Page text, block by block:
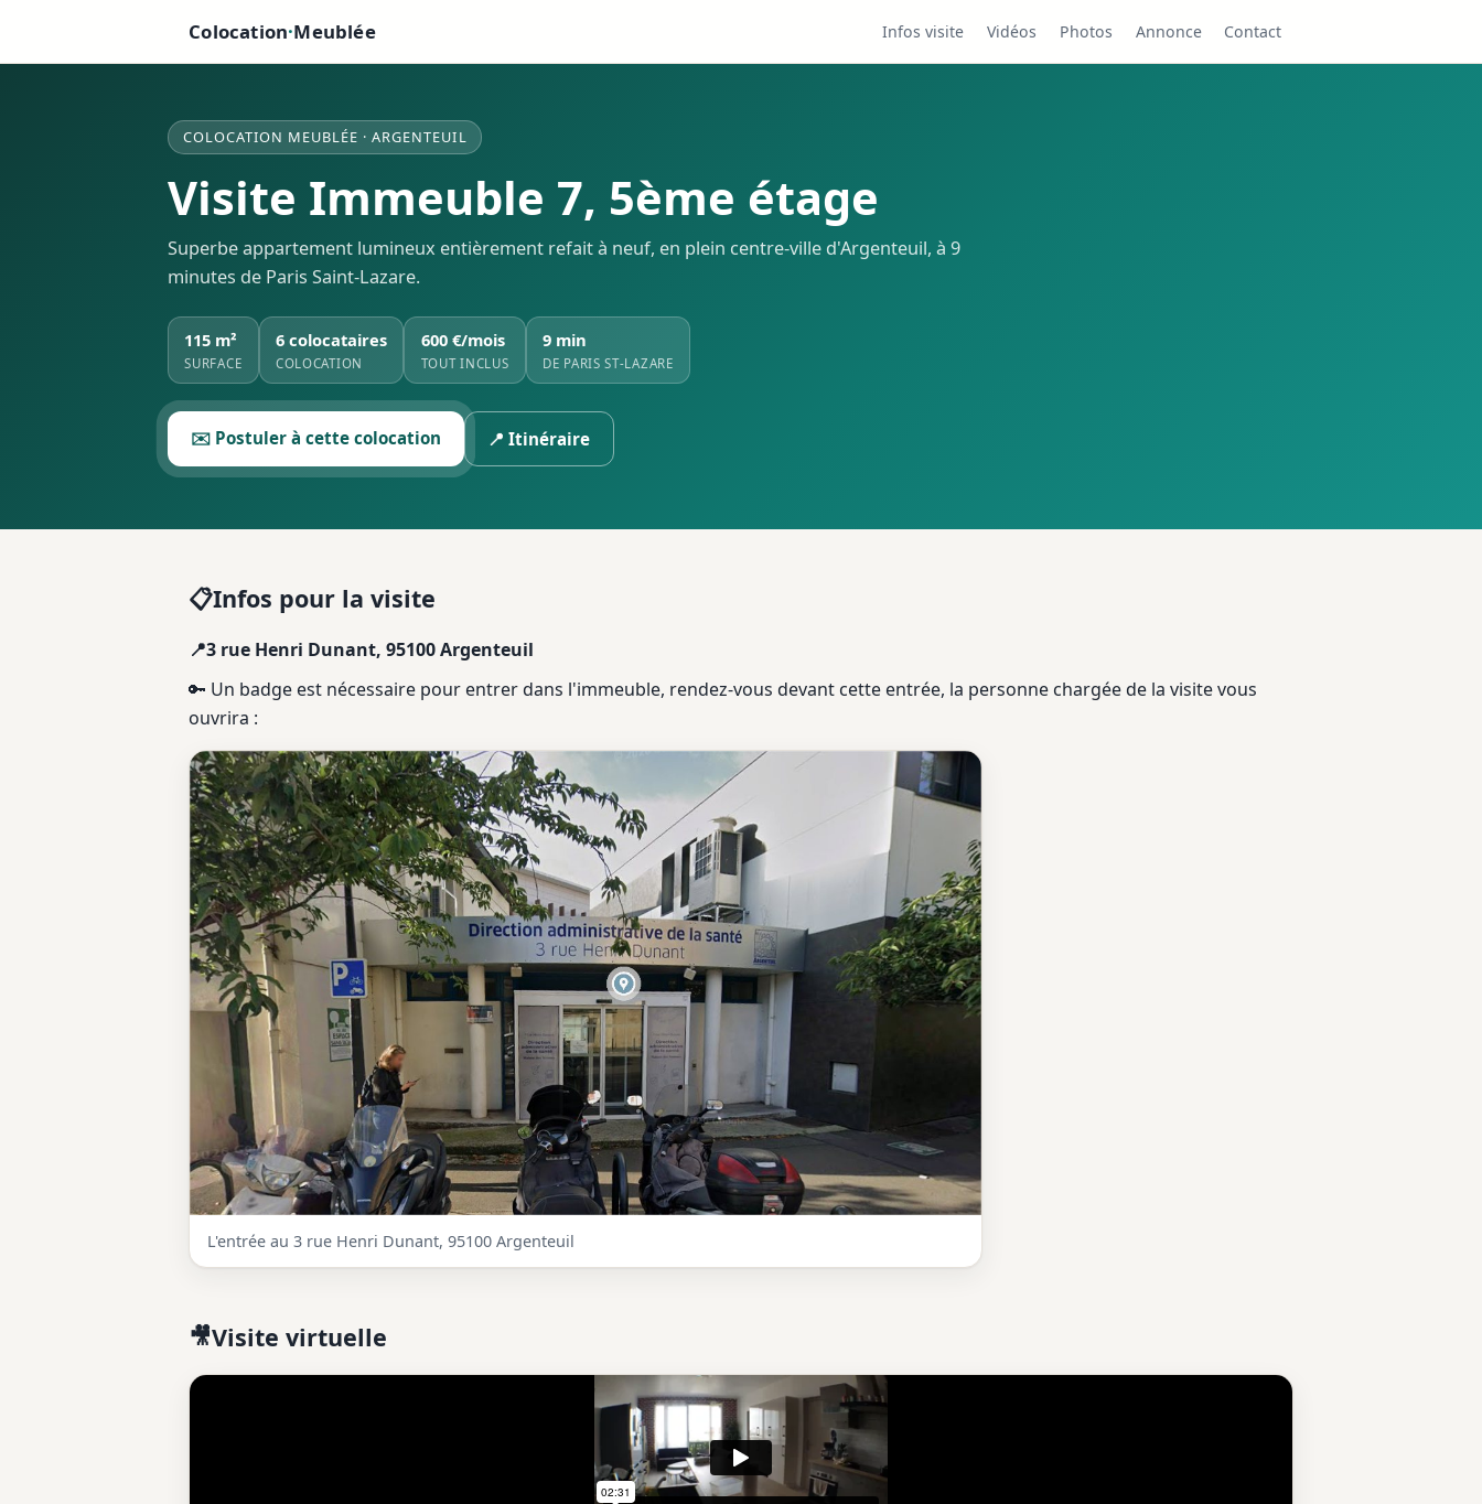
Colocation·Meublée Infos visite Vidéos Photos Annonce Contact
COLOCATION MEUBLÉE · ARGENTEUIL
Visite Immeuble 7, 5ème étage
Superbe appartement lumineux entièrement refait à neuf, en plein centre-ville d'Argenteuil, à 9
minutes de Paris Saint-Lazare.
115 m²
SURFACE
6 colocataires
COLOCATION
600 €/mois
TOUT INCLUS
9 min
DE PARIS ST-LAZARE
✉️ Postuler à cette colocation 📍 Itinéraire
📋Infos pour la visite
📍3 rue Henri Dunant, 95100 Argenteuil
🔑 Un badge est nécessaire pour entrer dans l'immeuble, rendez-vous devant cette entrée, la personne chargée de la visite vous
ouvrira :
L'entrée au 3 rue Henri Dunant, 95100 Argenteuil
🎥Visite virtuelle